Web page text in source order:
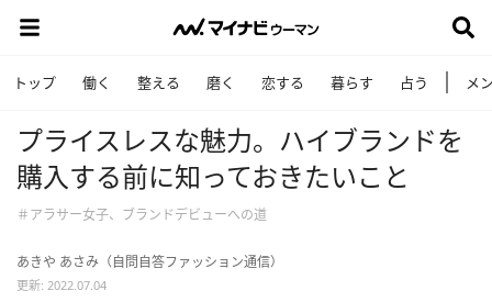
トップ 働く 整える 磨く 恋する 暮らす 占う メ
プライスレスな魅力。ハイブランドを
購入する前に知っておきたいこと
＃アラサー女子、ブランドデビューへの道
あきや あさみ（自問自答ファッション通信）
更新: 2022.07.04